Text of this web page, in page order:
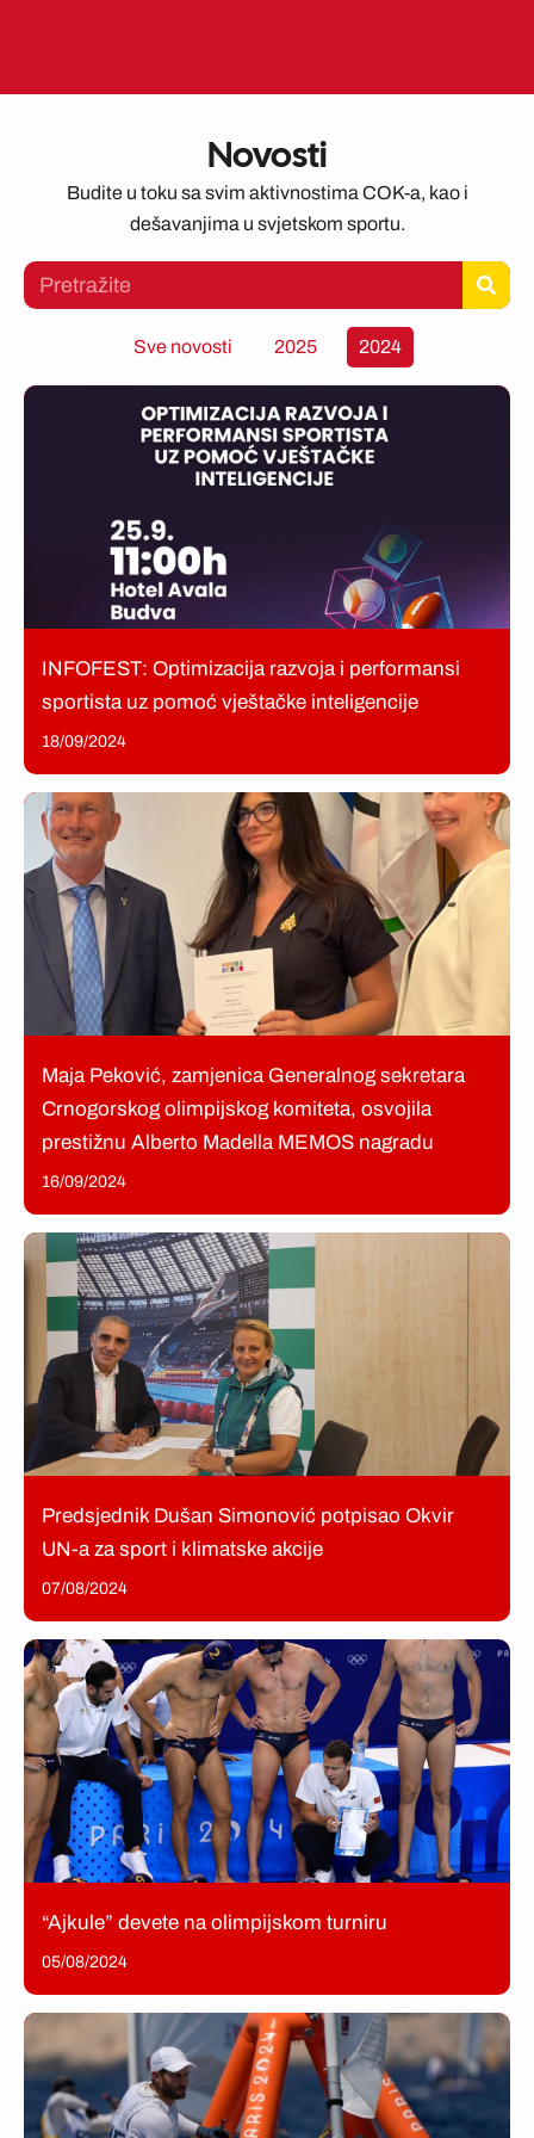
Novosti
Budite u toku sa svim aktivnostima COK-a, kao i
dešavanjima u svjetskom sportu.
Search
Sve novosti 2025 2024
INFOFEST: Optimizacija razvoja i performansi
sportista uz pomoć vještačke inteligencije
18/09/2024
Maja Peković, zamjenica Generalnog sekretara
Crnogorskog olimpijskog komiteta, osvojila
prestižnu Alberto Madella MEMOS nagradu
16/09/2024
Predsjednik Dušan Simonović potpisao Okvir
UN-a za sport i klimatske akcije
07/08/2024
“Ajkule” devete na olimpijskom turniru
05/08/2024
PagePagePage